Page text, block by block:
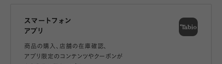
スマートフォン
アプリ
商品の購入、店舗の在庫確認、
アプリ限定のコンテンツやクーポンが